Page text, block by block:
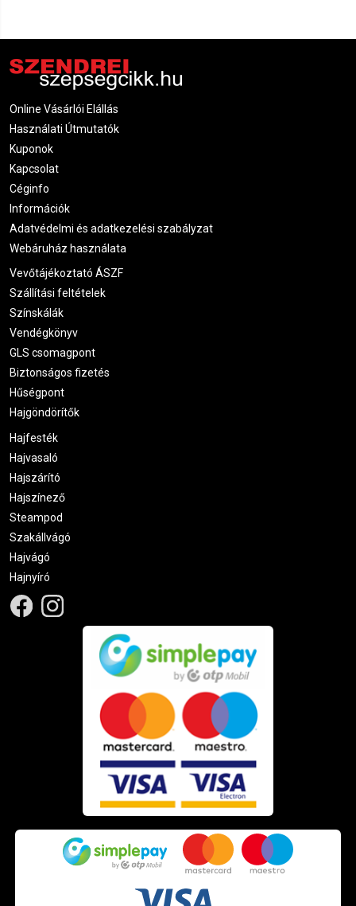
Online Vásárlói Elállás
Használati Útmutatók
Kuponok
Kapcsolat
Céginfo
Információk
Adatvédelmi és adatkezelési szabályzat
Webáruház használata
Vevőtájékoztató ÁSZF
Szállítási feltételek
Színskálák
Vendégkönyv
GLS csomagpont
Biztonságos fizetés
Hűségpont
Hajgöndörítők
Hajfesték
Hajvasaló
Hajszárító
Hajszínező
Steampod
Szakállvágó
Hajvágó
Hajnyíró